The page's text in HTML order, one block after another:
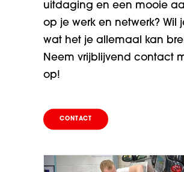
uitdaging en een mooie
op je werk en netwerk? Wil
wat het je allemaal kan
Neem vrijblijvend contact
op!
CONTACT